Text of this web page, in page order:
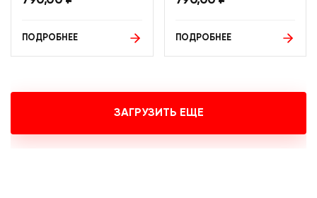
ПОДРОБНЕЕ ПОДРОБНЕЕ
ЗАГРУЗИТЬ ЕЩЕ